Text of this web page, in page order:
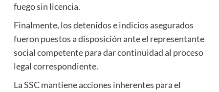
fuego sin licencia.
Finalmente, los detenidos e indicios asegurados
fueron puestos a disposición ante el representante
social competente para dar continuidad al proceso
legal correspondiente.
La SSC mantiene acciones inherentes para el